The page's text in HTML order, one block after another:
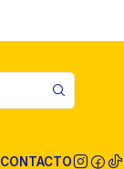
CONTACTO